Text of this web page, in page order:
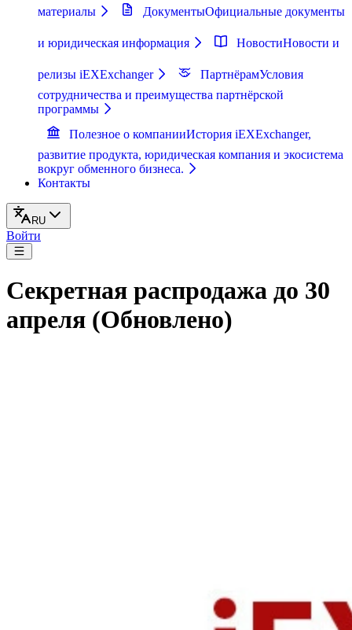
материалы ДокументыОфициальные документы
и юридическая информация НовостиНовости и
релизы iEXExchanger ПартнёрамУсловия
сотрудничества и преимущества партнёрской
программы
Полезное о компанииИстория iEXExchanger,
развитие продукта, юридическая компания и экосистема
вокруг обменного бизнеса.
Контакты
RU
Войти
Секретная распродажа до 30
апреля (Обновлено)